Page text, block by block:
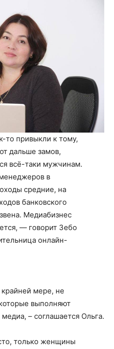
то привыкли к тому,
дальше замов,
всё-таки мужчинам.
в
средние, на
банковского
Медиабизнес
— говорит Зебо
онлайн-
мере, не
выполняют
– соглашается Ольга.
только женщины